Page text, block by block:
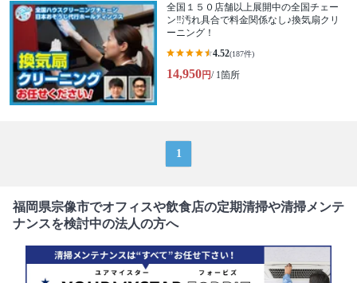
全国１５０店舗以上展開中の全国チェー
ン‼︎汚れ具合で料金関係なし♪換気扇クリ
ーニング！
4.52(187件)
14,950円/ 1箇所
1
福岡県宗像市でオフィスや飲食店の定期清掃や清掃メンテ
ナンスを検討中の法人の方へ